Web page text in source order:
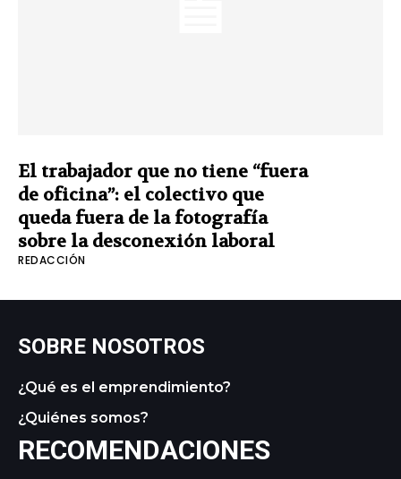
El trabajador que no tiene “fuera
de oficina”: el colectivo que
queda fuera de la fotografía
sobre la desconexión laboral
REDACCIÓN
SOBRE NOSOTROS
¿Qué es el emprendimiento?
¿Quiénes somos?
RECOMENDACIONES